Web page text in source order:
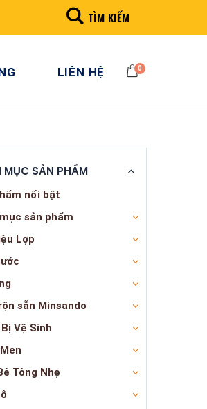
TÌM KIẾM
LIÊN HỆ 0
MỤC SẢN PHẨM
nổi bật
sản phẩm
Lợp
sẵn Minsando
Vệ Sinh
Tông Nhẹ